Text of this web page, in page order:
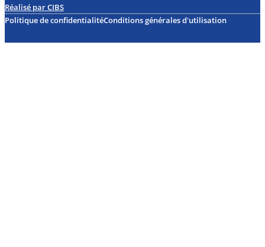
Réalisé par CIBS
Politique de confidentialitéConditions générales d'utilisation